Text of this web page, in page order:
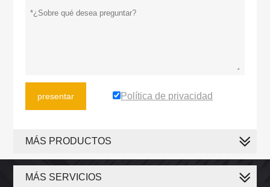
presentar Política de privacidad
MÁS PRODUCTOS
MÁS SERVICIOS